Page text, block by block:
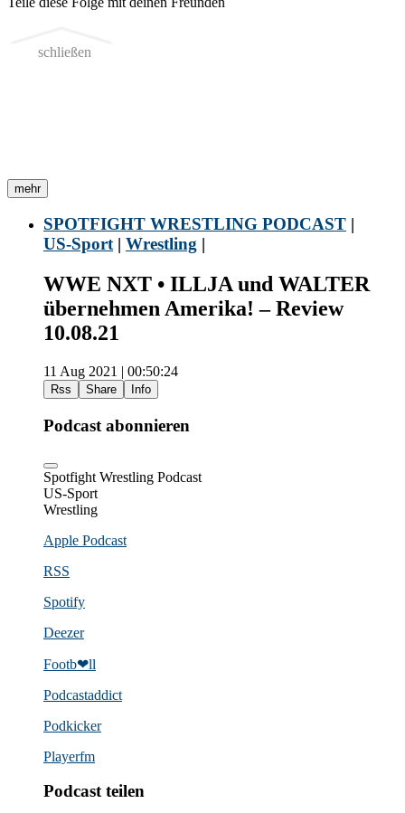
schließen
mehr
SPOTFIGHT WRESTLING PODCAST |
US-Sport| Wrestling |
WWE NXT • ILLJA und WALTER
übernehmen Amerika! – Review
10.08.21
11 Aug 2021 | 00:50:24
Rss Share Info
Podcast abonnieren
Spotfight Wrestling Podcast
US-Sport
Wrestling
Apple Podcast
RSS
Spotify
Deezer
Footb❤ll
Podcast­addict
Podkicker
Playerfm
Podcast teilen